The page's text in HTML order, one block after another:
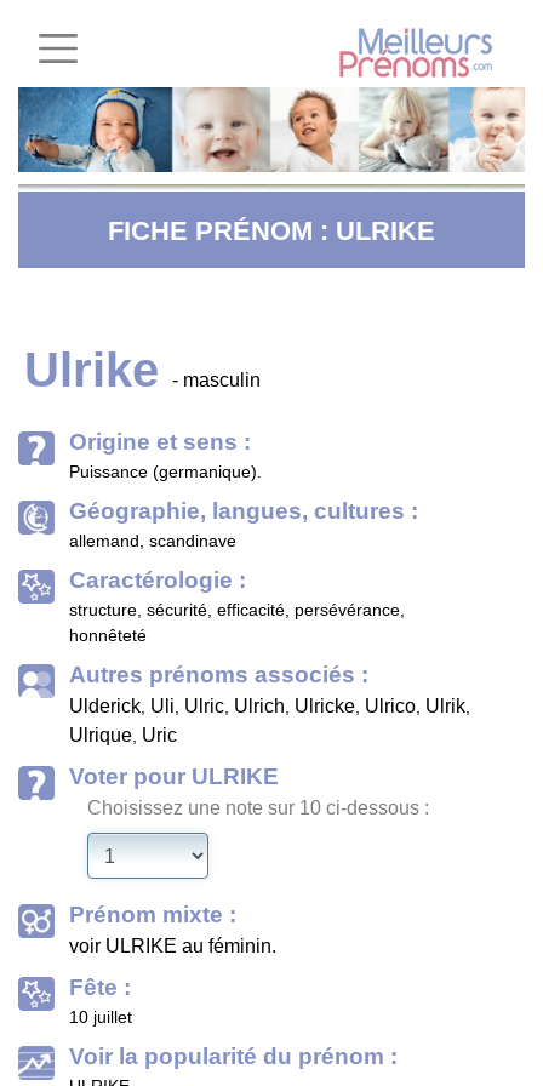
FICHE PRÉNOM : ULRIKE
Ulrike - masculin
Origine et sens :
Puissance (germanique).
Géographie, langues, cultures :
allemand, scandinave
Caractérologie :
structure, sécurité, efficacité, persévérance,
honnêteté
Autres prénoms associés :
Ulderick, Uli, Ulric, Ulrich, Ulricke, Ulrico, Ulrik,
Ulrique, Uric
Voter pour ULRIKE
Choisissez une note sur 10 ci-dessous :
Prénom mixte :
voir ULRIKE au féminin.
Fête :
10 juillet
Voir la popularité du prénom :